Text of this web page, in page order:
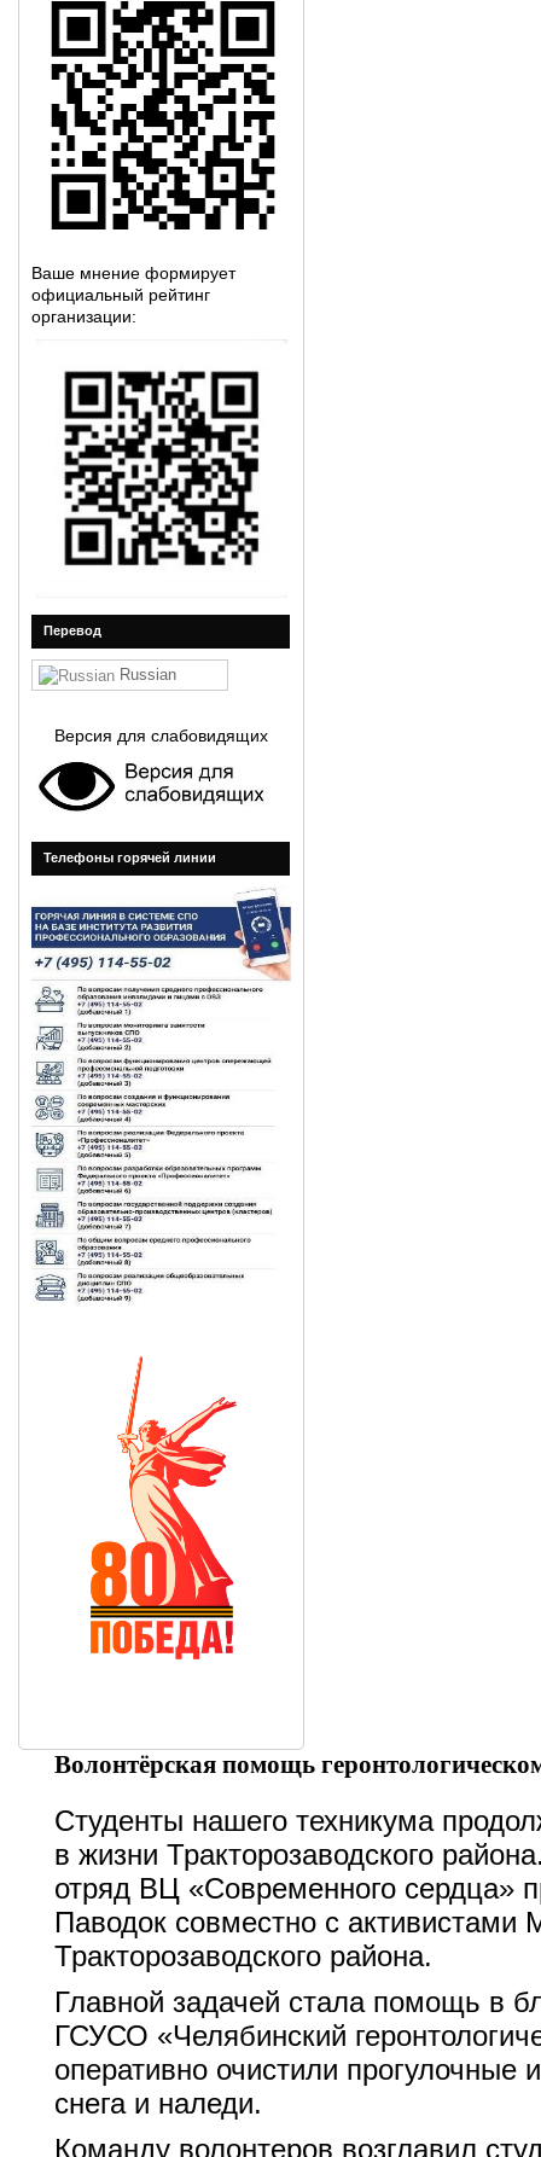
Ваше мнение формирует
официальный рейтинг
организации:
Перевод
Russian
Версия для слабовидящих
Телефоны горячей линии
Волонтёрская помощь
Студенты нашего техникума
в жизни Тракторозаводского
отряд ВЦ «Современного сердца»
Паводок совместно с активистами
Тракторозаводского района.
Главной задачей стала помощь в
ГСУСО «Челябинский
оперативно очистили прогулочные
снега и наледи.
Команду волонтеров возглавил